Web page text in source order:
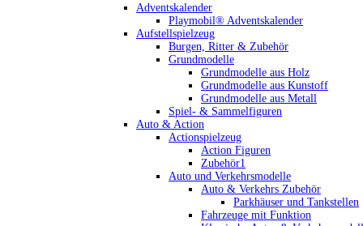
Adventskalender
Playmobil® Adventskalender
Aufstellspielzeug
Burgen, Ritter & Zubehör
Grundmodelle
Grundmodelle aus Holz
Grundmodelle aus Kunstoff
Grundmodelle aus Metall
Spiel- & Sammelfiguren
Auto & Action
Actionspielzeug
Action Figuren
Zubehör1
Auto und Verkehrsmodelle
Auto & Verkehrs Zubehör
Parkhäuser und Tankstellen
Fahrzeuge mit Funktion